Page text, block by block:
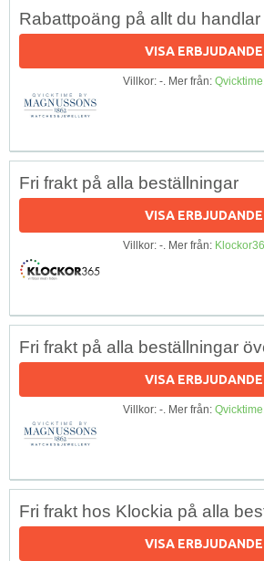
Rabattpoäng på allt du handlar
VISA ERBJUDANDE
Villkor: -. Mer från: Qvicktime
Fri frakt på alla beställningar
VISA ERBJUDANDE
Villkor: -. Mer från:
Fri frakt på alla beställningar
VISA ERBJUDANDE
Villkor: -. Mer från: Qvicktime
Fri frakt hos Klockia på alla
VISA ERBJUDANDE